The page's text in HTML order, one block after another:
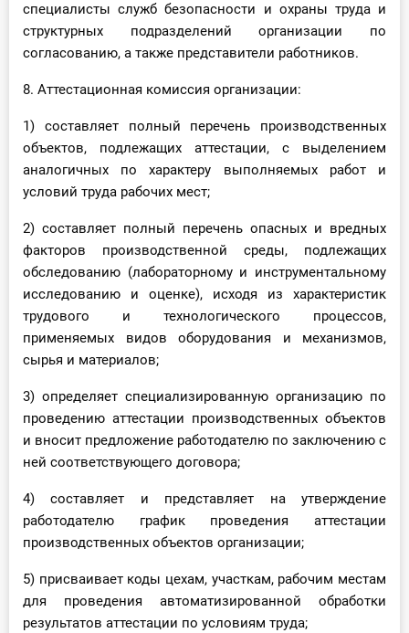
специалисты служб безопасности и охраны труда и
структурных подразделений организации по
согласованию, а также представители работников.
8. Аттестационная комиссия организации:
1) составляет полный перечень производственных
объектов, подлежащих аттестации, с выделением
аналогичных по характеру выполняемых работ и
условий труда рабочих мест;
2) составляет полный перечень опасных и вредных
факторов производственной среды, подлежащих
обследованию (лабораторному и инструментальному
исследованию и оценке), исходя из характеристик
трудового и технологического процессов,
применяемых видов оборудования и механизмов,
сырья и материалов;
3) определяет специализированную организацию по
проведению аттестации производственных объектов
и вносит предложение работодателю по заключению с
ней соответствующего договора;
4) составляет и представляет на утверждение
работодателю график проведения аттестации
производственных объектов организации;
5) присваивает коды цехам, участкам, рабочим местам
для проведения автоматизированной обработки
результатов аттестации по условиям труда;